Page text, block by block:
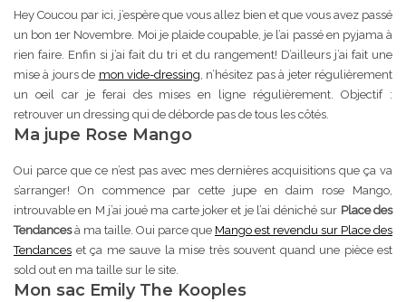
Hey Coucou par ici, j’espère que vous allez bien et que vous avez passé
un bon 1er Novembre. Moi je plaide coupable, je l’ai passé en pyjama à
rien faire. Enfin si j’ai fait du tri et du rangement! D’ailleurs j’ai fait une
mise à jours de mon vide-dressing, n’hésitez pas à jeter régulièrement
un oeil car je ferai des mises en ligne régulièrement. Objectif :
retrouver un dressing qui de déborde pas de tous les côtés.
Ma jupe Rose Mango
Oui parce que ce n’est pas avec mes dernières acquisitions que ça va
s’arranger! On commence par cette jupe en daim rose Mango,
introuvable en M j’ai joué ma carte joker et je l’ai déniché sur Place des
Tendancesà ma taille. Oui parce que Mango est revendu sur Place des
Tendances et ça me sauve la mise très souvent quand une pièce est
sold out en ma taille sur le site.
Mon sac Emily The Kooples